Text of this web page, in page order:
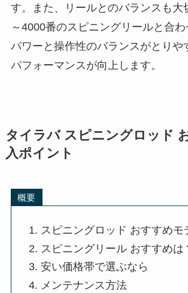
タイラバ スピニングロッドの選
タイラバのスピニングロッドを選ぶ
硬さ、そしてティップの柔軟性を基
使用できます。硬さはML～Mクラ
ドで、適度な柔軟性があるため、マ
す。
ティップ（ロッドの先端部分）は食
ソリッドティップのタイプがタイラ
特に、シマノやダイワのモデルは初
まで使用できる品質の高いティップ